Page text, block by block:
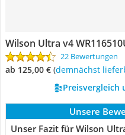
Wilson Ultra v4
22 Bewertungen
ab 125,00 € ( Demnächst
Preisvergleich
Unsere
Unser Fazit für Wilson